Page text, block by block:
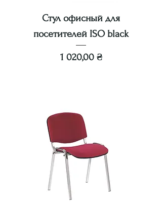
Стул офисный для
посетителей ISO black
Цена
1 020,00 ₴